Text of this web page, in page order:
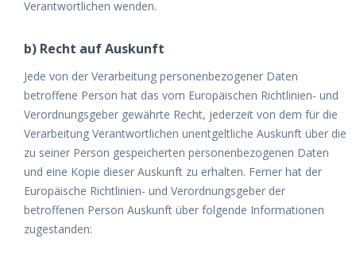
Verantwortlichen wenden.
b) Recht auf Auskunft
Jede von der Verarbeitung personenbezogener Daten
betroffene Person hat das vom Europäischen Richtlinien- und
Verordnungsgeber gewährte Recht, jederzeit von dem für die
Verarbeitung Verantwortlichen unentgeltliche Auskunft über die
zu seiner Person gespeicherten personenbezogenen Daten
und eine Kopie dieser Auskunft zu erhalten. Ferner hat der
Europäische Richtlinien- und Verordnungsgeber der
betroffenen Person Auskunft über folgende Informationen
zugestanden: